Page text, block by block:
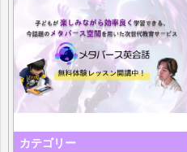
カテゴリー